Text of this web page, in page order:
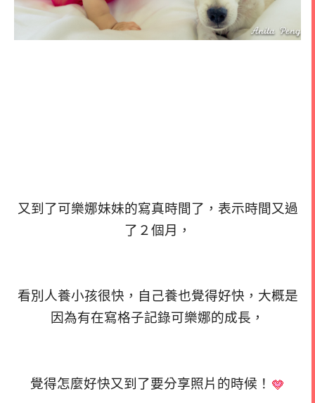
又到了可樂娜妹妹的寫真時間了，表示時間又過
了２個月，
看別人養小孩很快，自己養也覺得好快，大概是
因為有在寫格子記錄可樂娜的成長，
覺得怎麼好快又到了要分享照片的時候！